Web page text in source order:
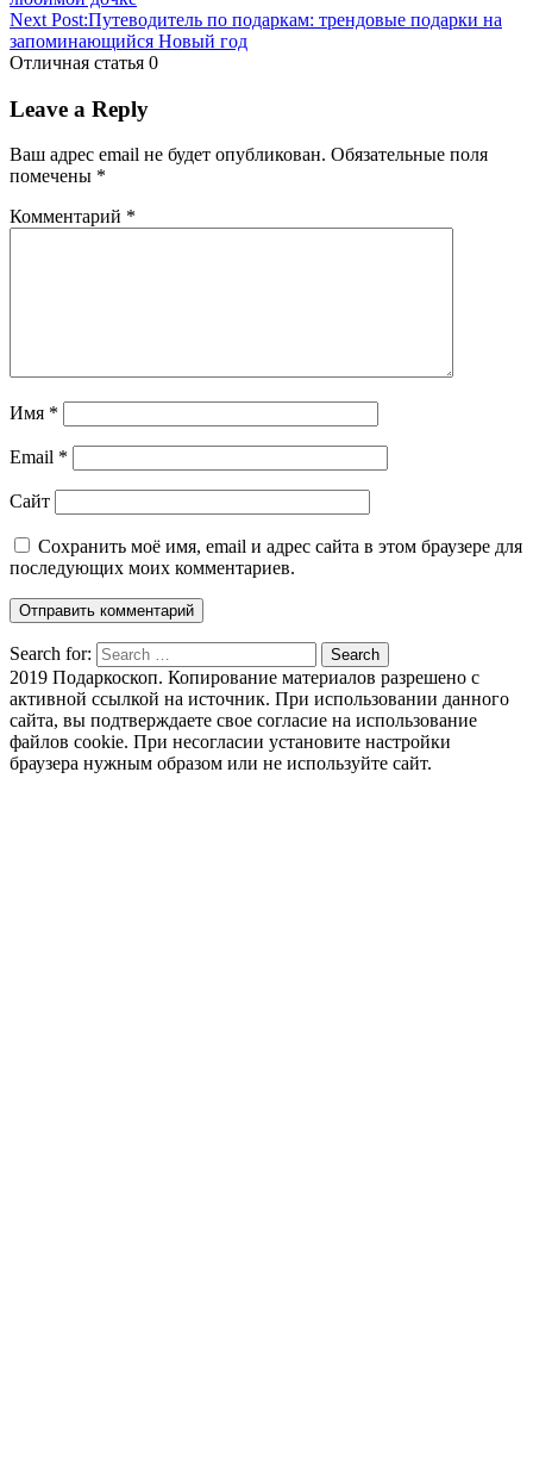
Next Post:Путеводитель по подаркам: трендовые подарки на
запоминающийся Новый год
Отличная статья 0
Leave a Reply
Ваш адрес email не будет опубликован. Обязательные поля
помечены *
Комментарий *
Имя *
Email *
Сайт
Сохранить моё имя, email и адрес сайта в этом браузере для
последующих моих комментариев.
Search for: Search
2019 Подаркоскоп. Копирование материалов разрешено с
активной ссылкой на источник. При использовании данного
сайта, вы подтверждаете свое согласие на использование
файлов cookie. При несогласии установите настройки
браузера нужным образом или не используйте сайт.